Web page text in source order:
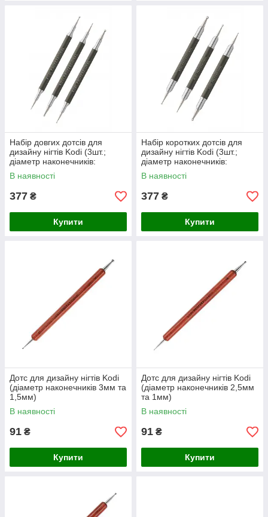
Набір довгих дотсів для
дизайну нігтів Kodi (3шт.;
діаметр наконечників:
3мм*1,5мм; 2,5мм*1мм;
2мм*0,7мм)
В наявності
377 ₴
Купити
Набір коротких дотсів для
дизайну нігтів Kodi (3шт.;
діаметр наконечників:
3мм*1,5мм; 2,5мм*1мм;
2мм*0,7мм)
В наявності
377 ₴
Купити
Дотс для дизайну нігтів Kodi
(діаметр наконечників 3мм та
1,5мм)
В наявності
91 ₴
Купити
Дотс для дизайну нігтів Kodi
(діаметр наконечників 2,5мм
та 1мм)
В наявності
91 ₴
Купити